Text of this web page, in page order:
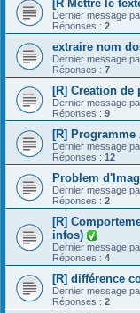
[R Mettre le
Dernier message
Réponses : 2
extraire nom
Dernier message
Réponses : 7
[R] Creation
Dernier message
Réponses : 9
[R]
Dernier message
Réponses : 12
Problem
Dernier message
Réponses : 2
[R]
infos)
Dernier message
Réponses : 4
[R] différence
Dernier message
Réponses : 2